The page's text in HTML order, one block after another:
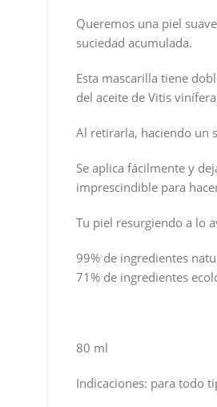
Queremos una piel
suciedad acumulada.
Esta mascarilla tiene
del aceite de Vitis
Al retirarla, haciendo un
Se aplica fácilmente y
imprescindible para
Tu piel resurgiendo a lo
99% de ingredientes
71% de ingredientes
80 ml
Indicaciones: para todo